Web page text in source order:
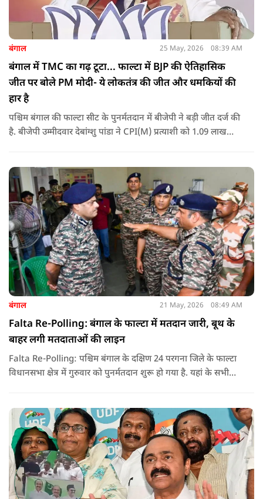
बंगाल 25 May, 2026 08:39 AM
बंगाल में TMC का गढ़ टूटा... फाल्टा में BJP की ऐतिहासिक
जीत पर बोले PM मोदी- ये लोकतंत्र की जीत और धमकियों की
हार है
पश्चिम बंगाल की फाल्टा सीट के पुनर्मतदान में बीजेपी ने बड़ी जीत दर्ज की
है. बीजेपी उम्मीदवार देबांग्शु पांडा ने CPI(M) प्रत्याशी को 1.09 लाख
बंगाल 21 May, 2026 08:49 AM
Falta Re-Polling: बंगाल के फाल्टा में मतदान जारी, बूथ के
बाहर लगी मतदाताओं की लाइन
Falta Re-Polling: पश्चिम बंगाल के दक्षिण 24 परगना जिले के फाल्टा
विधानसभा क्षेत्र में गुरुवार को पुनर्मतदान शुरू हो गया है. यहां के सभी